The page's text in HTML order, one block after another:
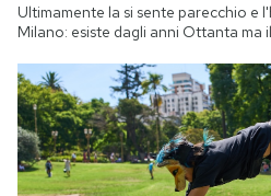
Ultimamente la si sente parecchio e
Milano: esiste dagli anni Ottanta ma